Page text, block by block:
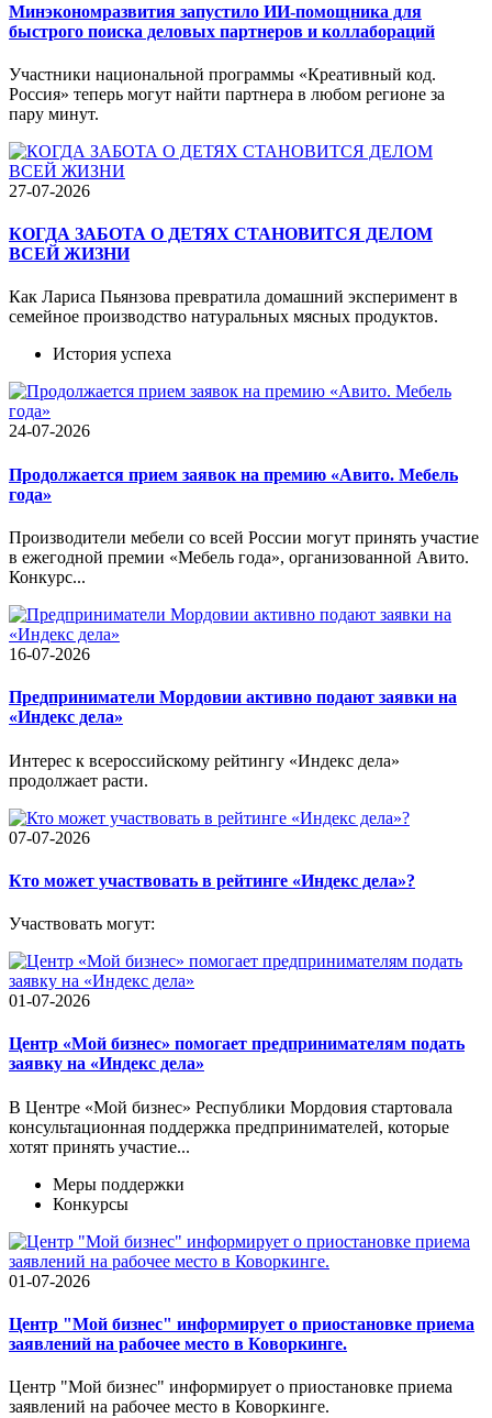
Минэкономразвития запустило ИИ-помощника для
быстрого поиска деловых партнеров и коллабораций
Участники национальной программы «Креативный код.
Россия» теперь могут найти партнера в любом регионе за
пару минут.
27-07-2026
КОГДА ЗАБОТА О ДЕТЯХ СТАНОВИТСЯ ДЕЛОМ
ВСЕЙ ЖИЗНИ
Как Лариса Пьянзова превратила домашний эксперимент в
семейное производство натуральных мясных продуктов.
История успеха
24-07-2026
Продолжается прием заявок на премию «Авито. Мебель
года»
Производители мебели со всей России могут принять участие
в ежегодной премии «Мебель года», организованной Авито.
Конкурс...
16-07-2026
Предприниматели Мордовии активно подают заявки на
«Индекс дела»
Интерес к всероссийскому рейтингу «Индекс дела»
продолжает расти.
07-07-2026
Кто может участвовать в рейтинге «Индекс дела»?
Участвовать могут:
01-07-2026
Центр «Мой бизнес» помогает предпринимателям подать
заявку на «Индекс дела»
В Центре «Мой бизнес» Республики Мордовия стартовала
консультационная поддержка предпринимателей, которые
хотят принять участие...
Меры поддержки
Конкурсы
01-07-2026
Центр "Мой бизнес" информирует о приостановке приема
заявлений на рабочее место в Коворкинге.
Центр "Мой бизнес" информирует о приостановке приема
заявлений на рабочее место в Коворкинге.